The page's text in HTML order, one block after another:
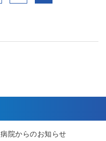
病院からのお知らせ